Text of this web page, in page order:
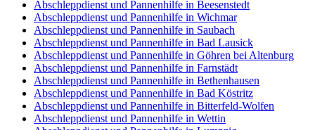
Abschleppdienst und Pannenhilfe in Beesenstedt
Abschleppdienst und Pannenhilfe in Wichmar
Abschleppdienst und Pannenhilfe in Saubach
Abschleppdienst und Pannenhilfe in Bad Lausick
Abschleppdienst und Pannenhilfe in Göhren bei Altenburg
Abschleppdienst und Pannenhilfe in Farnstädt
Abschleppdienst und Pannenhilfe in Bethenhausen
Abschleppdienst und Pannenhilfe in Bad Köstritz
Abschleppdienst und Pannenhilfe in Bitterfeld-Wolfen
Abschleppdienst und Pannenhilfe in Wettin